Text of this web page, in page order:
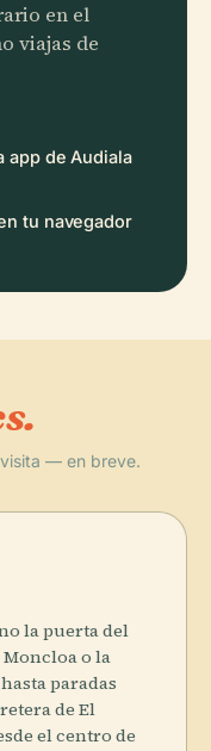
en el
viajas de
app de Audiala
tu navegador
— en breve.
la puerta del
Moncloa o la
paradas
de El
el centro de